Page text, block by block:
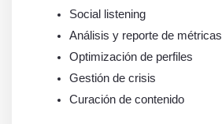
Social listening
Análisis y reporte de métricas
Optimización de perfiles
Gestión de crisis
Curación de contenido